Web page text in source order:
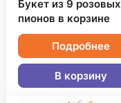
Букет из 9 розовых
пионов в корзине
Подробнее
В корзину